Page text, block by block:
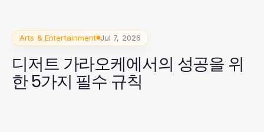
Arts & Entertainment Jul 7, 2026
디저트 가라오케에서의 성공을 위
한 5가지 필수 규칙